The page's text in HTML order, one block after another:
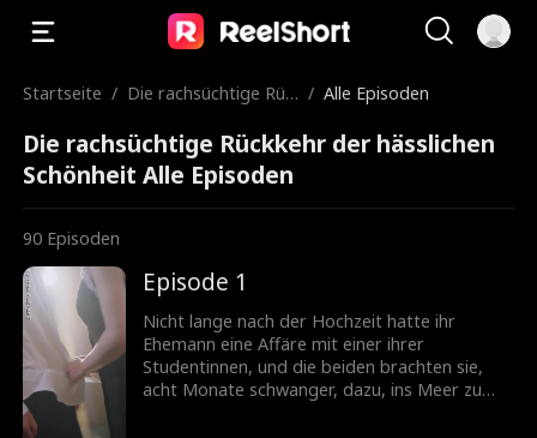
Startseite / Die rachsüchtige Rüc
Schönheit
/ Alle Episoden
Die rachsüchtige Rückkehr der hässlichen
Schönheit Alle Episoden
90 Episoden
Episode 1
Nicht lange nach der Hochzeit hatte ihr
Ehemann eine Affäre mit einer ihrer
Studentinnen, und die beiden brachten sie,
acht Monate schwanger, dazu, ins Meer zu